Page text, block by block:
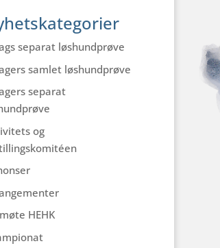
separat løshundprøve
samlet løshundprøve
separat
og
HEHK